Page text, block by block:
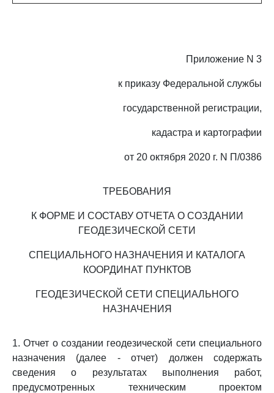
Приложение N 3
к приказу Федеральной службы
государственной регистрации,
кадастра и картографии
от 20 октября 2020 г. N П/0386
ТРЕБОВАНИЯ
К ФОРМЕ И СОСТАВУ ОТЧЕТА О СОЗДАНИИ
ГЕОДЕЗИЧЕСКОЙ СЕТИ
СПЕЦИАЛЬНОГО НАЗНАЧЕНИЯ И КАТАЛОГА
КООРДИНАТ ПУНКТОВ
ГЕОДЕЗИЧЕСКОЙ СЕТИ СПЕЦИАЛЬНОГО
НАЗНАЧЕНИЯ
1. Отчет о создании геодезической сети специального
назначения (далее - отчет) должен содержать
сведения о результатах выполнения работ,
предусмотренных техническим проектом